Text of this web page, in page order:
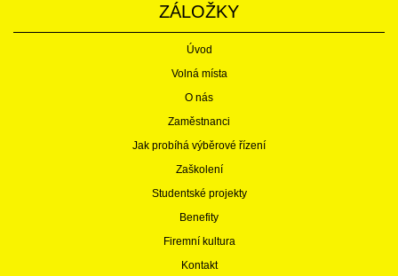
ZÁLOŽKY
Úvod
Volná místa
O nás
Zaměstnanci
Jak probíhá výběrové řízení
Zaškolení
Studentské projekty
Benefity
Firemní kultura
Kontakt